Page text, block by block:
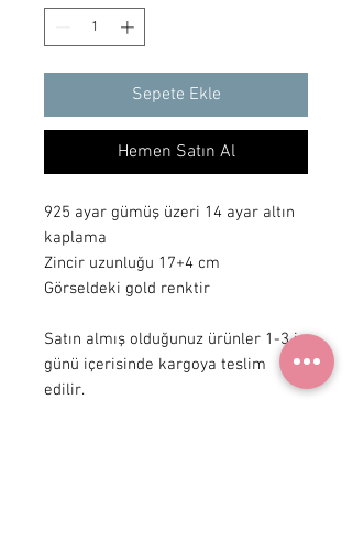
Sepete Ekle
Hemen Satın Al
925 ayar gümüş üzeri 14 ayar altın
kaplama
Zincir uzunluğu 17+4 cm
Görseldeki gold renktir
Satın almış olduğunuz ürünler 1-3 iş
günü içerisinde kargoya teslim
edilir.